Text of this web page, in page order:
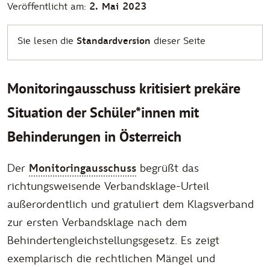
Sie lesen die Standardversion dieser Seite
Veröffentlicht am: 2. Mai 2023
Monitoringausschuss kritisiert prekäre
Situation der Schüler*innen mit
Behinderungen in Österreich
Der Monitoringausschuss begrüßt das
richtungsweisende Verbandsklage-Urteil
außerordentlich und gratuliert dem Klagsverband
zur ersten Verbandsklage nach dem
Behindertengleichstellungsgesetz. Es zeigt
exemplarisch die rechtlichen Mängel und